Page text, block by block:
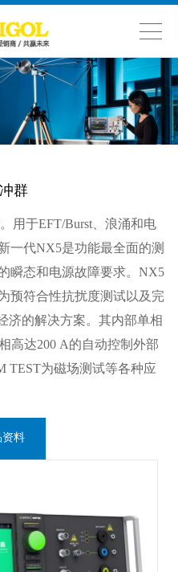
群
用于EFT/Burst、浪涌和电
一代NX5是功能最全面的测
瞬态和电源故障要求。NX5
预符合性抗扰度测试以及完
济的解决方案。其内部单相
高达200 A的自动控制外部
TEST为磁场测试等各种应
资料